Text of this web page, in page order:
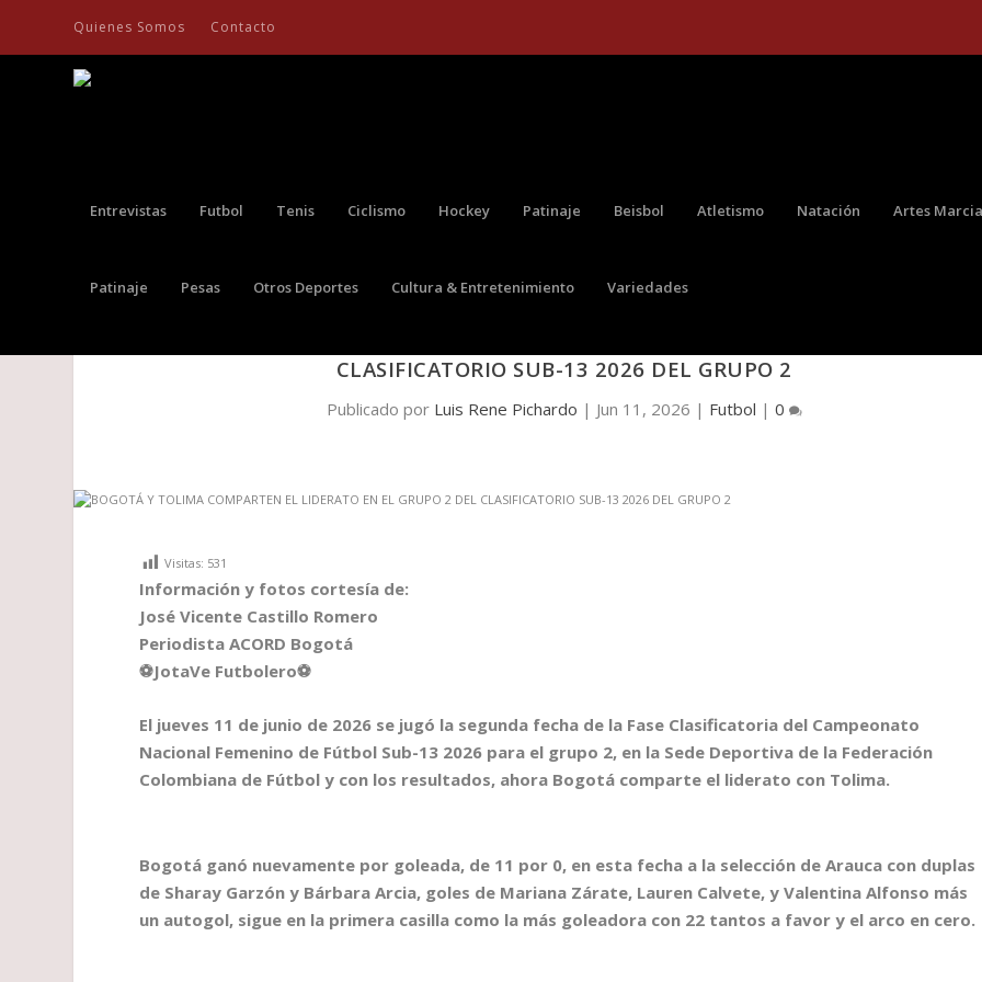
Quienes Somos Contacto
Entrevistas Futbol Tenis Ciclismo Hockey Patinaje Beisbol Atletismo Natación Artes
Patinaje Pesas Otros Deportes Cultura & Entretenimiento Variedades
CLASIFICATORIO SUB-13 2026 DEL GRUPO 2
Publicado por Luis Rene Pichardo | Jun 11, 2026 | Futbol | 0
Visitas: 531
Información y fotos cortesía de:
José Vicente Castillo Romero
Periodista ACORD Bogotá
⚽JotaVe Futbolero⚽
El jueves 11 de junio de 2026 se jugó la segunda fecha de la Fase Clasificatoria del Campeonato
Nacional Femenino de Fútbol Sub-13 2026 para el grupo 2, en la Sede Deportiva de la Federación
Colombiana de Fútbol y con los resultados, ahora Bogotá comparte el liderato con Tolima.
Bogotá ganó nuevamente por goleada, de 11 por 0, en esta fecha a la selección de Arauca con duplas
de Sharay Garzón y Bárbara Arcia, goles de Mariana Zárate, Lauren Calvete, y Valentina Alfonso más
un autogol, sigue en la primera casilla como la más goleadora con 22 tantos a favor y el arco en cero.